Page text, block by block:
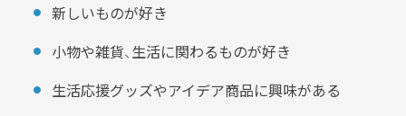
新しいものが好き
小物や雑貨、生活に関わるものが好き
生活応援グッズやアイデア商品に興味がある